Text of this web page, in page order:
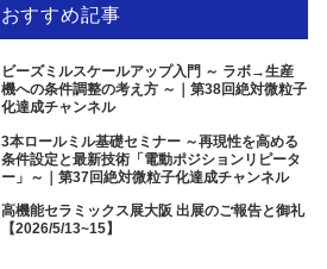
おすすめ記事
ビーズミルスケールアップ入門 ～ ラボ→生産
機への条件調整の考え方 ～｜第38回絶対微粒子
化達成チャンネル
3本ロールミル基礎セミナー ～再現性を高める
条件設定と最新技術「電動ポジションリピータ
ー」～｜第37回絶対微粒子化達成チャンネル
高機能セラミックス展大阪 出展のご報告と御礼
【2026/5/13~15】